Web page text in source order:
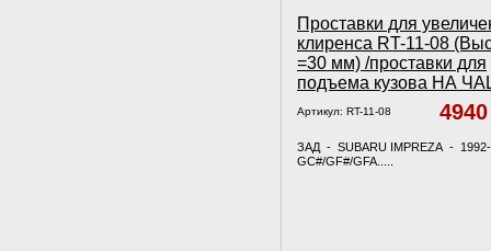
Проставки для
клиренса RT-11-08
=30 мм) /проставки для
подъема кузова НА
Артикул: RT-11-08
ЗАД - SUBARU IMPREZA -
GC#/GF#/GFA.....